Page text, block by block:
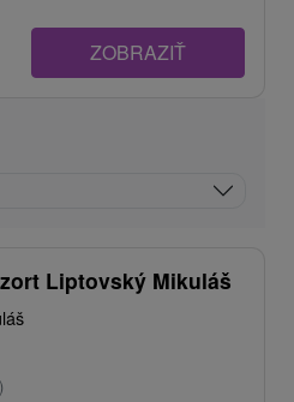
ZOBRAZIŤ
Liptovský Mikuláš